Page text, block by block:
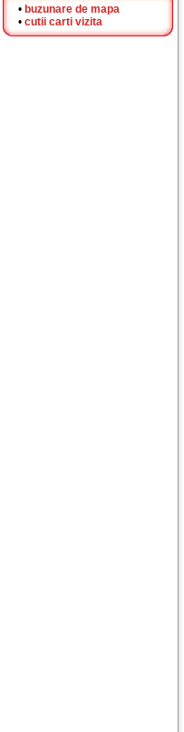
• buzunare de mapa
• cutii carti vizita